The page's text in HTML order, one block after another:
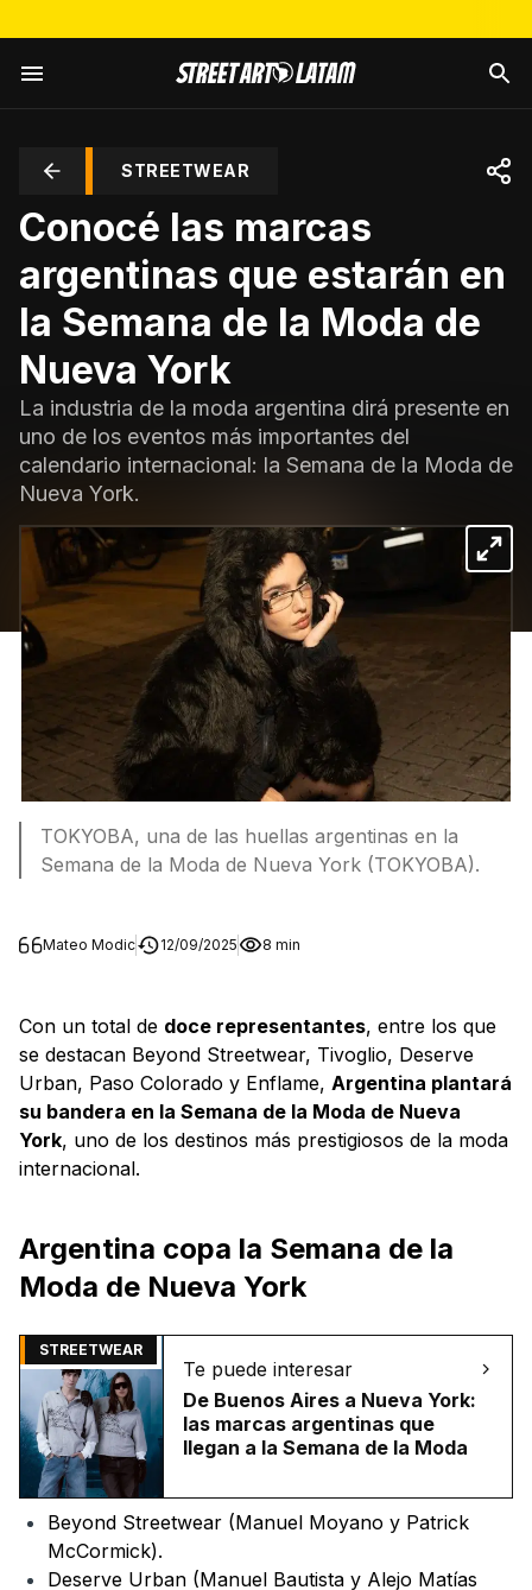
STREETWEAR
Conocé las marcas
argentinas que estarán en
la Semana de la Moda de
Nueva York
La industria de la moda argentina dirá presente en
uno de los eventos más importantes del
calendario internacional: la Semana de la Moda de
Nueva York.
TOKYOBA, una de las huellas argentinas en la
Semana de la Moda de Nueva York (TOKYOBA).
Mateo Modic 12/09/2025 8 min
Con un total de doce representantes, entre los que
se destacan Beyond Streetwear, Tivoglio, Deserve
Urban, Paso Colorado y Enflame, Argentina plantará
su bandera en la Semana de la Moda de Nueva
York, uno de los destinos más prestigiosos de la moda
internacional.
Argentina copa la Semana de la
Moda de Nueva York
STREETWEAR
Te puede interesar
De Buenos Aires a Nueva York:
las marcas argentinas que
llegan a la Semana de la Moda
Beyond Streetwear (Manuel Moyano y Patrick
McCormick).
Deserve Urban (Manuel Bautista y Alejo Matías